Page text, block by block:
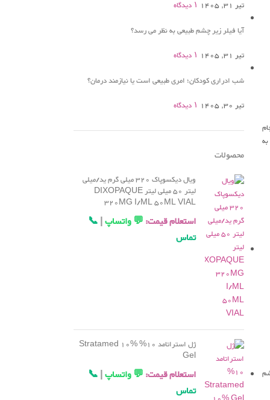
تیر 31, 1405
۱ دیدگاه
آیا فیلر زیر چشم طبیعی به نظر می رسد؟
تیر 31, 1405
۱ دیدگاه
شب ادراری کودکان؛ امری طبیعی است یا نیازمند درمان؟
تیر 30, 1405
۱ دیدگاه
محصولات
ویال دیکسوپاک 320 میلی گرم ید/میلی
لیتر 50 میلی لیتر DIXOPAQUE
320MG I/ML 50ML VIAL
استعلام قیمت:💬 واتساپ|
📞
تماس
ژل استراتامد 10% Stratamed 10%
Gel
استعلام قیمت:💬 واتساپ|
📞
تماس